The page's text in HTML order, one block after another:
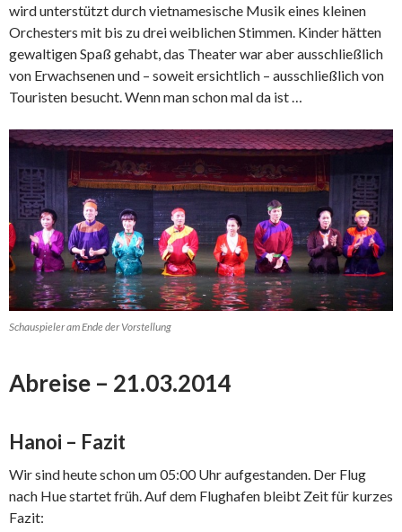
wird unterstützt durch vietnamesische Musik eines kleinen
Orchesters mit bis zu drei weiblichen Stimmen. Kinder hätten
gewaltigen Spaß gehabt, das Theater war aber ausschließlich
von Erwachsenen und – soweit ersichtlich – ausschließlich von
Touristen besucht. Wenn man schon mal da ist …
Schauspieler am Ende der Vorstellung
Abreise – 21.03.2014
Hanoi – Fazit
Wir sind heute schon um 05:00 Uhr aufgestanden. Der Flug
nach Hue startet früh. Auf dem Flughafen bleibt Zeit für kurzes
Fazit: